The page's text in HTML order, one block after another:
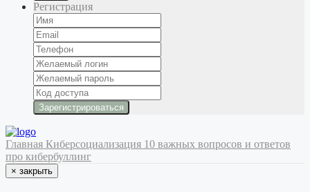
Регистрация
Главная Киберсоциализация 10 важных вопросов и ответов
про кибербуллинг
× закрыть